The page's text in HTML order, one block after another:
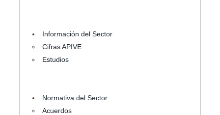
Información del Sector
Cifras APIVE
Estudios
Normativa del Sector
Acuerdos